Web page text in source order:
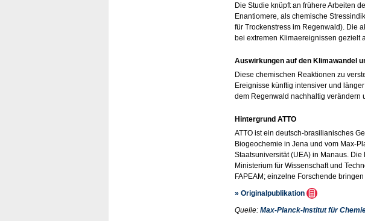
Die Studie knüpft an frühere Arbeiten
Enantiomere, als chemische
für Trockenstress im Regenwald). Die
bei extremen Klimaereignissen gezielt
Auswirkungen auf den Klimawandel
Diese chemischen Reaktionen zu
Ereignisse künftig intensiver und
dem Regenwald nachhaltig verändern
Hintergrund ATTO
ATTO ist ein deutsch-brasilianisches
Biogeochemie in Jena und vom Max-
Staatsuniversität (UEA) in Manaus.
Ministerium für Wissenschaft und
FAPEAM; einzelne Forschende
» Originalpublikation
Quelle: Max-Planck-Institut für